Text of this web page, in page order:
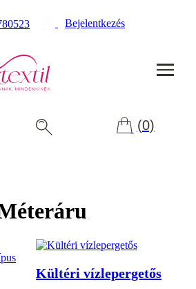
Bejelentkezés
(0)
Kültéri vízlepergetős